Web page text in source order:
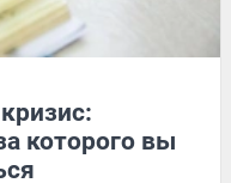
которого вы